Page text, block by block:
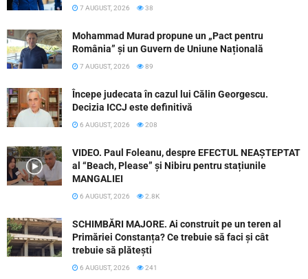
7 AUGUST, 2026 38
Mohammad Murad propune un „Pact pentru
România” și un Guvern de Uniune Națională
7 AUGUST, 2026 89
Începe judecata în cazul lui Călin Georgescu.
Decizia ICCJ este definitivă
6 AUGUST, 2026 208
VIDEO. Paul Foleanu, despre EFECTUL NEAȘTEPTAT
al “Beach, Please” și Nibiru pentru stațiunile
MANGALIEI
6 AUGUST, 2026 2.8K
SCHIMBĂRI MAJORE. Ai construit pe un teren al
Primăriei Constanța? Ce trebuie să faci și cât
trebuie să plătești
6 AUGUST, 2026 241